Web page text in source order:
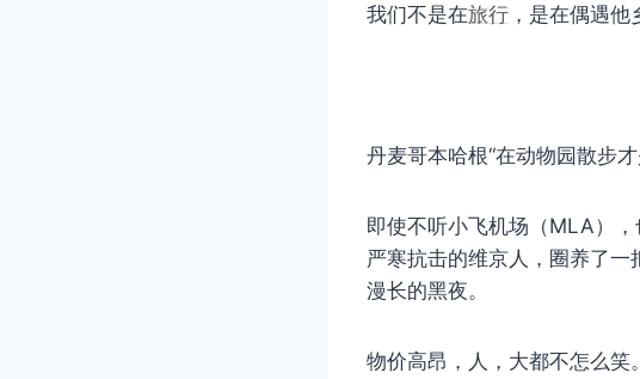
我们不是在旅行 ，是在偶遇他
丹麦哥本哈根“在动物园散步
即使不听小飞机场（MLA）
严寒抗击的维京人，圈养了
漫长的黑夜。
物价高昂，人，大都不怎么